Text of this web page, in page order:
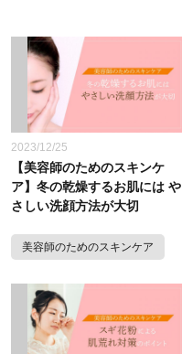
2023/12/25
【美容師のためのスキンケ
ア】冬の乾燥するお肌には や
さしい洗顔方法が大切
美容師のためのスキンケア